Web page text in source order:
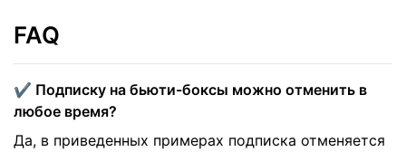
FAQ
✔️ Подписку на бьюти-боксы можно отменить в
любое время?
Да, в приведенных примерах подписка отменяется